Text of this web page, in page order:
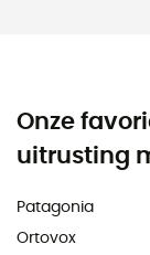
Onze
uitrusting
Patagonia
Ortovox